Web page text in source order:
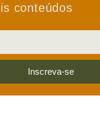
conteúdos
Inscreva-se